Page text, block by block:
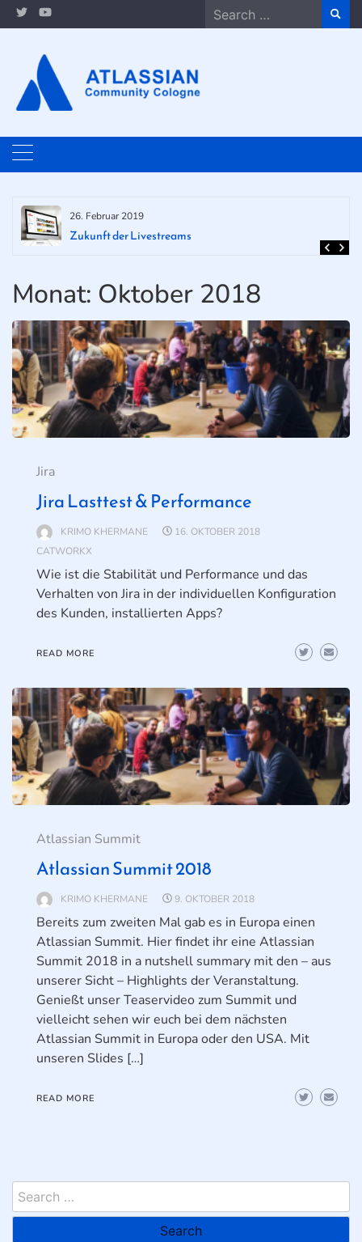
Skip
to
Search
for:
26. Februar 2019
Zukunft der Livestreams
Monat: Oktober 2018
Jira
Jira Lasttest & Performance
KRIMO KHERMANE
16. OKTOBER 2018
CATWORKX
Wie ist die Stabilität und Performance und das
Verhalten von Jira in der individuellen Konfiguration
des Kunden, installierten Apps?
READ MORE
Atlassian Summit
Atlassian Summit 2018
KRIMO KHERMANE 9. OKTOBER 2018
Bereits zum zweiten Mal gab es in Europa einen
Atlassian Summit. Hier findet ihr eine Atlassian
Summit 2018 in a nutshell summary mit den – aus
unserer Sicht – Highlights der Veranstaltung.
Genießt unser Teaservideo zum Summit und
vielleicht sehen wir euch bei dem nächsten
Atlassian Summit in Europa oder den USA. Mit
unseren Slides […]
READ MORE
Search
for: